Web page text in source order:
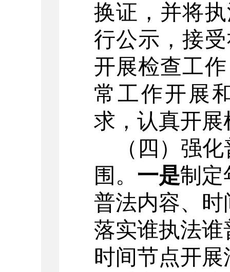
换证，并将
行公示，接
开展检查工作
常工作开展
求， 认真开展
（四）强
围。 一是制定
普法内容、
落实谁执法谁
时间节点开